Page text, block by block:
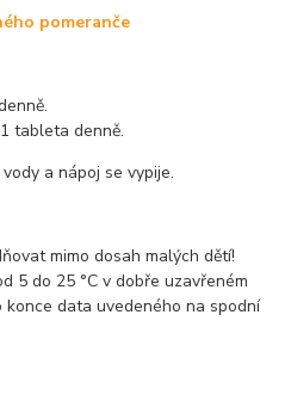
pomeranče
tableta denně.
a nápoj se vypije.
mimo dosah malých dětí!
5 do 25 °C v dobře uzavřeném
data uvedeného na spodní